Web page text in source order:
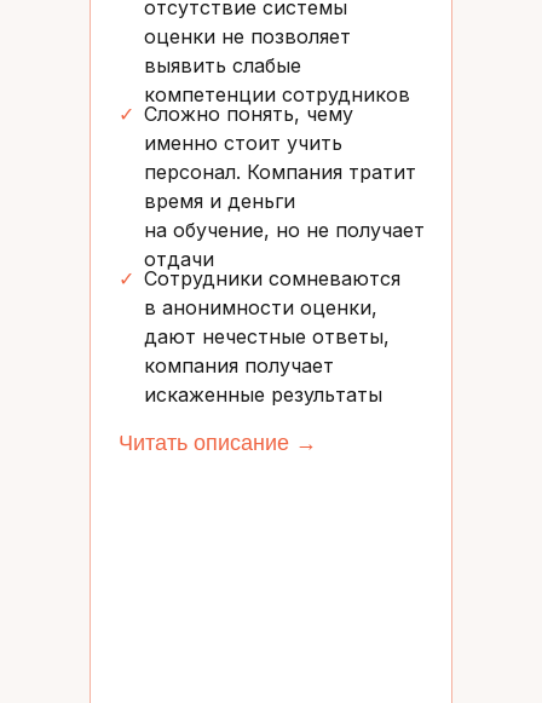
Читать описание →
✓ Сотрудники сомневаются
в анонимности оценки,
дают нечестные ответы,
компания получает
искаженные результаты
✓ Сложно понять, чему
именно стоит учить
персонал. Компания тратит
время и деньги
на обучение, но не получает
отдачи
отсутствие системы
оценки не позволяет
выявить слабые
компетенции сотрудников